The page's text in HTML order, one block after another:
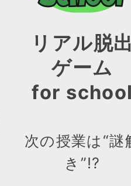
リアル脱
ゲーム
for
次の授業は“謎
き”!?